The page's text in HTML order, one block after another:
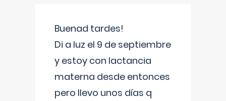
Buenad tardes!
Di a luz el 9 de septiembre
y estoy con lactancia
materna desde entonces
pero llevo unos días q